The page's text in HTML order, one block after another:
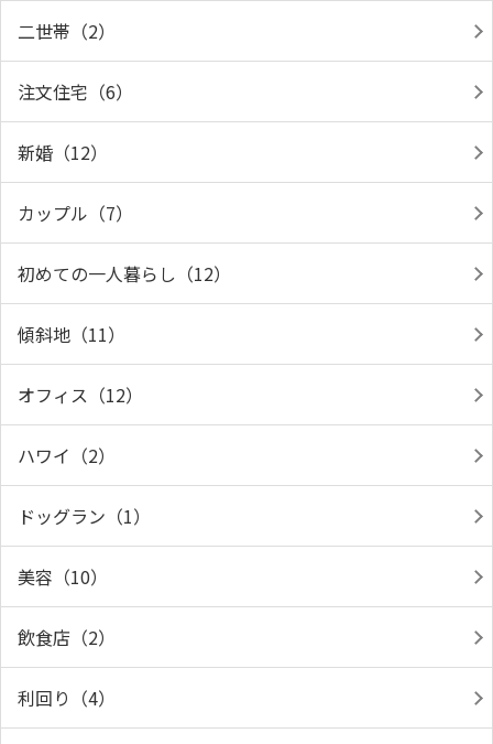
二世帯（2）
注文住宅（6）
新婚（12）
カップル（7）
初めての一人暮らし（12）
傾斜地（11）
オフィス（12）
ハワイ（2）
ドッグラン（1）
美容（10）
飲食店（2）
利回り（4）